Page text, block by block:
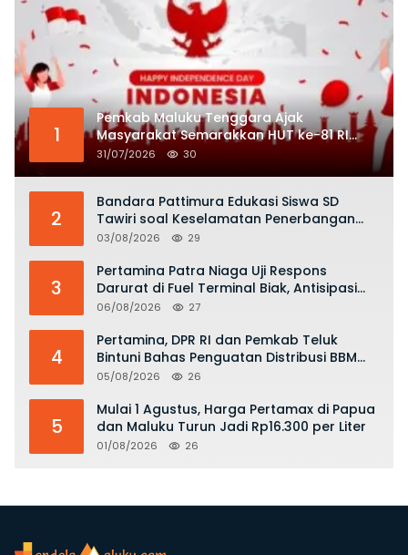
1
Pemkab Maluku Tenggara Ajak
Masyarakat Semarakkan HUT ke-81 RI
dengan Semangat Nasionalisme
31/07/2026 30
2
Bandara Pattimura Edukasi Siswa SD
Tawiri soal Keselamatan Penerbangan
dan Bahaya Bermain Layang-layang di
03/08/2026 29
3
Pertamina Patra Niaga Uji Respons
Darurat di Fuel Terminal Biak, Antisipasi
Risiko Kebakaran dan Tumpahan BBM
06/08/2026 27
4
Pertamina, DPR RI dan Pemkab Teluk
Bintuni Bahas Penguatan Distribusi BBM
dan LPG
05/08/2026 26
5
Mulai 1 Agustus, Harga Pertamax di Papua
dan Maluku Turun Jadi Rp16.300 per Liter
01/08/2026 26